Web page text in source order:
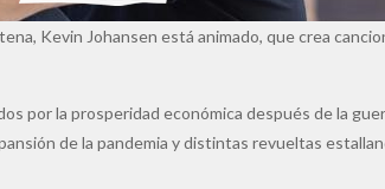
Kevin Johansen está animado, que crea
por la prosperidad económica después de la
de la pandemia y distintas revueltas